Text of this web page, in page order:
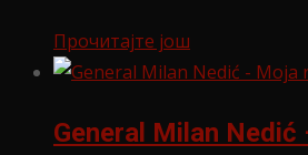
Прочитајте још
General Milan Nedić